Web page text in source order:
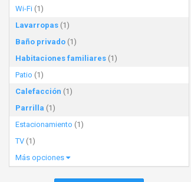
Wi-Fi (1)
Lavarropas (1)
Baño privado (1)
Habitaciones familiares (1)
Patio (1)
Calefacción (1)
Parrilla (1)
Estacionamiento (1)
TV (1)
Más opciones